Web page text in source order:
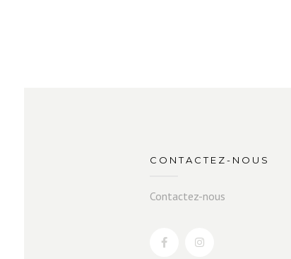
CONTACTEZ-NOUS
Contactez-nous